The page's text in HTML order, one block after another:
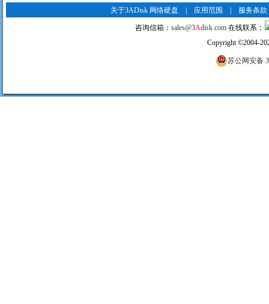
关于3ADisk 网络硬盘 |应用范围 服务条款
咨询信箱：sales@3Adisk.com 在线联系：
Copyright©2004-
苏公网安备